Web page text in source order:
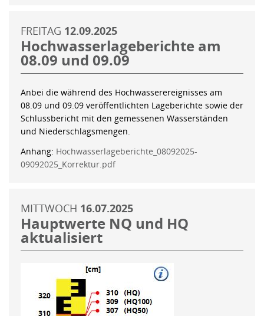
FREITAG 12.09.2025
Hochwasserlageberichte am
08.09 und 09.09
Anbei die während des Hochwasserereignisses am
08.09 und 09.09 veröffentlichten Lageberichte sowie der
Schlussbericht mit den gemessenen Wasserständen
und Niederschlagsmengen.
Anhang: Hochwasserlageberichte_08092025-
09092025_Korrektur.pdf
MITTWOCH 16.07.2025
Hauptwerte NQ und HQ
aktualisiert